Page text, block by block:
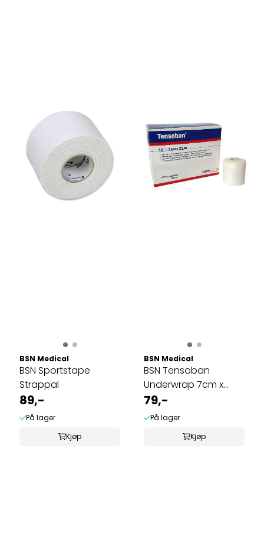
BSN Medical
BSN Sportstape
Strappal
89,-
På lager
Kjøp
BSN Medical
BSN Tensoban
Underwrap 7cm x
20m
79,-
På lager
Kjøp